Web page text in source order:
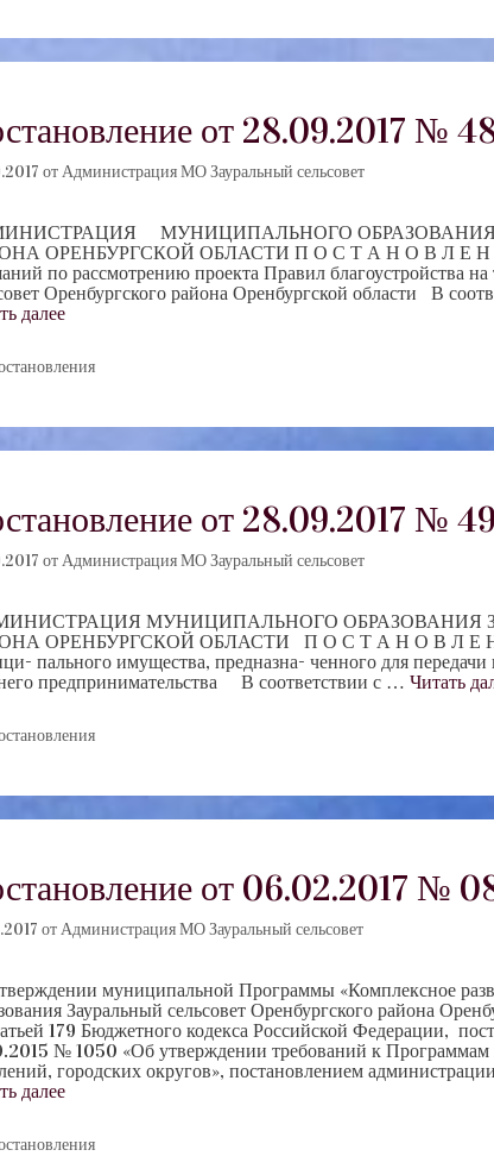
от 28.09.2017 №
отАдминистрация МО Зауральный сельсовет
МУНИЦИПАЛЬНОГО ОБРАЗОВАНИЯ
ОРЕНБУРГСКОЙ ОБЛАСТИ П О С Т А Н О В Л Е Н
по рассмотрению проекта Правил благоустройства
Оренбургского района Оренбургской области В
далее
от 28.09.2017 №
отАдминистрация МО Зауральный сельсовет
МУНИЦИПАЛЬНОГО ОБРАЗОВАНИЯ
ОРЕНБУРГСКОЙ ОБЛАСТИ П О С Т А Н О В Л Е
пального имущества, предназна- ченного для
предпринимательства В соответствии с … Читать
от 06.02.2017 №
отАдминистрация МО Зауральный сельсовет
муниципальной Программы «Комплексное
Зауральный сельсовет Оренбургского района
179 Бюджетного кодекса Российской Федерации,
№ 1050 «Об утверждении требований к Программам
городских округов», постановлением
далее